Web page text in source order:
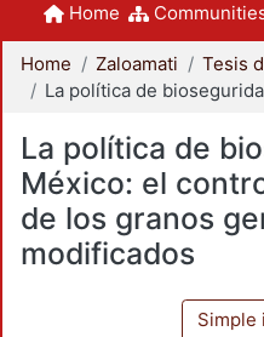
Home
Home Zaloamati
La política de
México: el
de los granos
modificados
Simple